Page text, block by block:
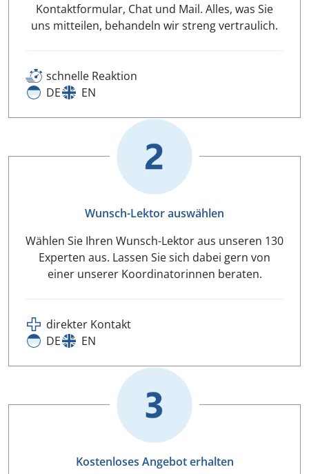
Kontaktformular, Chat und Mail. Alles, was Sie
uns mitteilen, behandeln wir streng vertraulich.
schnelle Reaktion
DE
EN
Wunsch-Lektor auswählen
Wählen Sie Ihren Wunsch-Lektor aus unseren 130
Experten aus. Lassen Sie sich dabei gern von
einer unserer Koordinatorinnen beraten.
direkter Kontakt
DE
EN
Kostenloses Angebot erhalten